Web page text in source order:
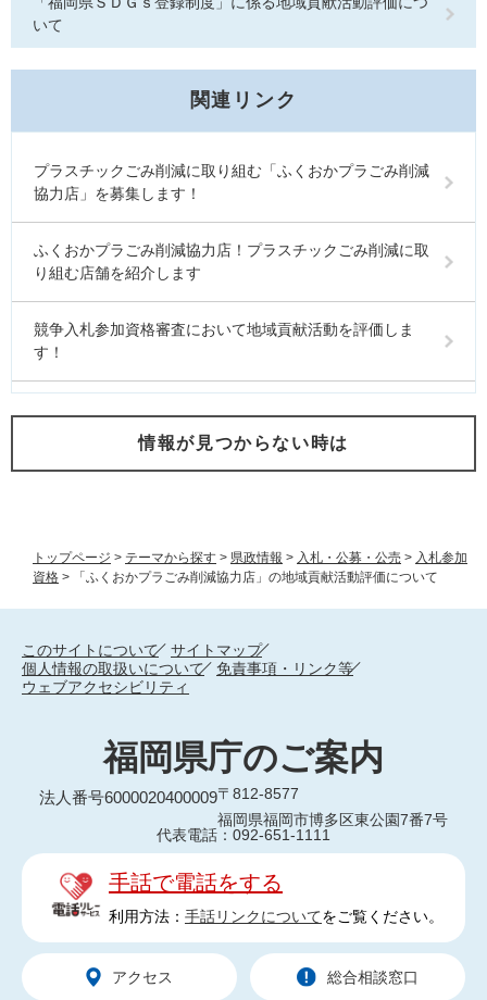
トップページ > テーマから探す > 県政情報 > 入札・公募・公売 > 入札参加
資格 > 「ふくおかプラごみ削減協力店」の地域貢献活動評価について
いて
関連リンク
プラスチックごみ削減に取り組む「ふくおかプラごみ削減
協力店」を募集します！
ふくおかプラごみ削減協力店！プラスチックごみ削減に取
り組む店舗を紹介します
競争入札参加資格審査において地域貢献活動を評価しま
す！
情報が見つからない時は
このサイトについて
サイトマップ
個人情報の取扱いについて
免責事項・リンク等
ウェブアクセシビリティ
福岡県庁のご案内
法人番号6000020400009〒812-8577
福岡県福岡市博多区東公園7番7号
代表電話：092-651-1111
手話で電話をする
利用方法： 手話リンクについてをご覧ください。
アクセス 総合相談窓口